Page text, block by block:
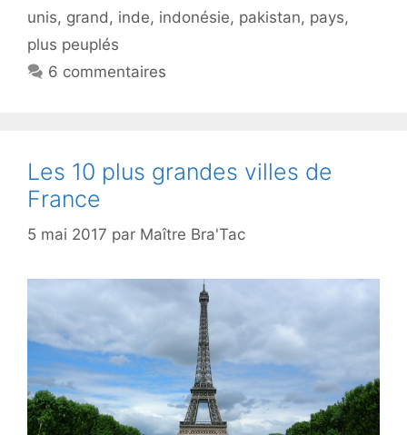
unis, grand, inde, indonésie, pakistan, pays,
plus peuplés
6 commentaires
Les 10 plus grandes villes de
France
5 mai 2017 par Maître Bra'Tac